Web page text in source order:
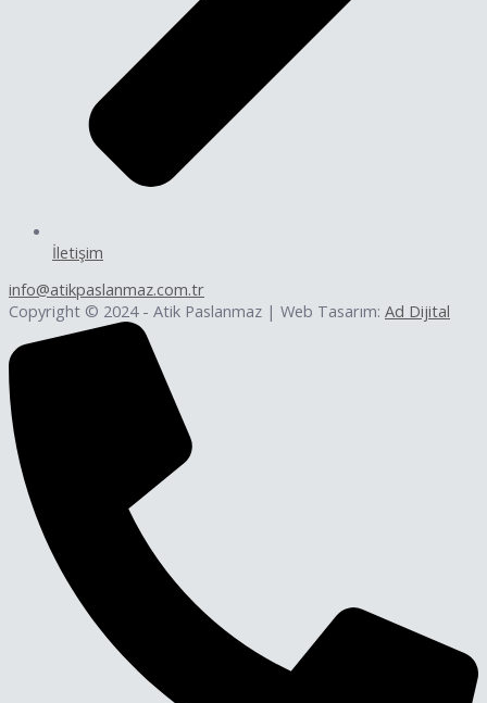
İletişim
info@atikpaslanmaz.com.tr
Copyright © 2024 - Atik Paslanmaz | Web Tasarım: Ad Dijital